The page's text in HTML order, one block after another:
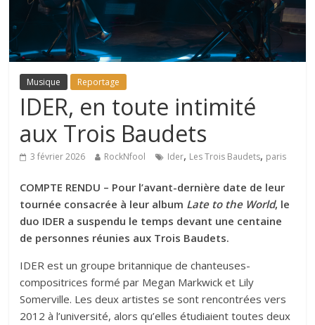
Musique Reportage
IDER, en toute intimité
aux Trois Baudets
3 février 2026 RockNfool Ider, Les Trois Baudets, paris
COMPTE RENDU – Pour l’avant-dernière date de leur
tournée consacrée à leur album Late to the World, le
duo IDER a suspendu le temps devant une centaine
de personnes réunies aux Trois Baudets.
IDER est un groupe britannique de chanteuses-
compositrices formé par Megan Markwick et Lily
Somerville. Les deux artistes se sont rencontrées vers
2012 à l’université, alors qu’elles étudiaient toutes deux